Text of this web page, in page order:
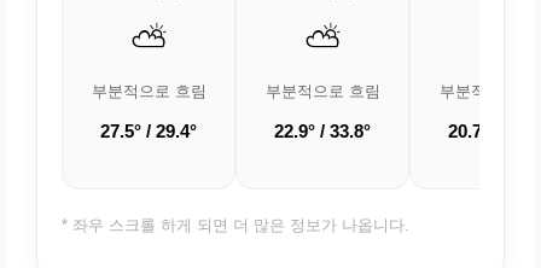
⛅
부분적으로 흐림
27.5° / 29.4°
⛅
부분적으로 흐림
22.9° / 33.8°
부분적으로 흐
20.7° /
* 좌우 스크롤 하게 되면 더 많은 정보가 나옵니다.